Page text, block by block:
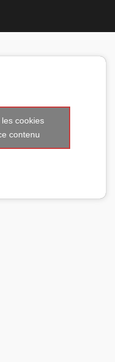
cookies
contenu